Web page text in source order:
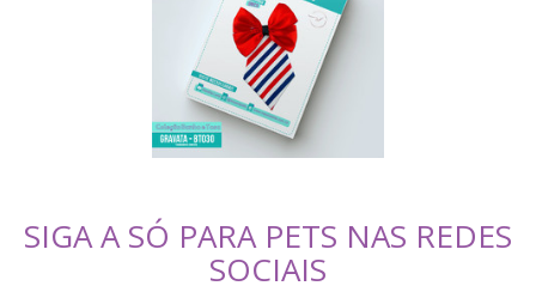
SIGA A SÓ PARA PETS NAS REDES
SOCIAIS